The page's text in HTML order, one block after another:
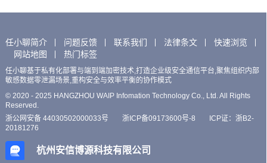
任小聊简介 问题反馈 联系我们 法律条文
快速浏览
网站地图
热门标签
任小聊基于私有化部署与端到端加密技术,打造企业级安全通信平台,聚焦组织内部
敏感数据零泄漏场景,重构安全与效率平衡的协作模式
© 2020 - 2025 HANGZHOU WAIP Infomation Technology Co., Ltd. All Rights
Reserved.
浙公网安备 44030502000033号
浙ICP备09173600号-8
ICP证：浙B2-
20181276
杭州安信博源科技有限公司